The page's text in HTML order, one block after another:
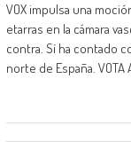
VOX impulsa una
etarras en la cámara
contra. Sí ha contado
norte de España.